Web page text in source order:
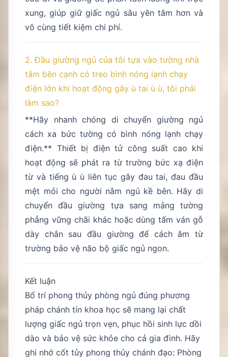
xung, giúp giữ giấc ngủ sâu yên tâm hơn và
vô cùng tiết kiệm chi phí.
2. Đầu giường ngủ của tôi tựa vào tường nhà
tắm bên cạnh có treo bình nóng lạnh chạy
điện lớn khi hoạt động gây ù tai ù ù, tôi phải
làm sao?
**Hãy nhanh chóng di chuyển giường ngủ
cách xa bức tường có bình nóng lạnh chạy
điện.** Thiết bị điện tử công suất cao khi
hoạt động sẽ phát ra từ trường bức xạ điện
từ và tiếng ù ù liên tục gây đau tai, đau đầu
mệt mỏi cho người nằm ngủ kề bên. Hãy di
chuyển đầu giường tựa sang mảng tường
phẳng vững chãi khác hoặc dùng tấm ván gỗ
dày chắn sau đầu giường để cách âm từ
trường bảo vệ não bộ giấc ngủ ngon.
Kết luận
Bố trí phong thủy phòng ngủ đúng phương
pháp chánh tín khoa học sẽ mang lại chất
lượng giấc ngủ trọn vẹn, phục hồi sinh lực dồi
dào và bảo vệ sức khỏe cho cả gia đình. Hãy
ghi nhớ cốt tủy phong thủy chánh đạo: Phòng